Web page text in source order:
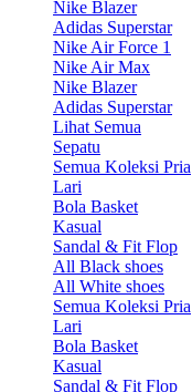
Nike Blazer
Adidas Superstar
Nike Air Force 1
Nike Air Max
Nike Blazer
Adidas Superstar
Lihat Semua
Sepatu
Semua Koleksi Pria
Lari
Bola Basket
Kasual
Sandal & Fit Flop
All Black shoes
All White shoes
Semua Koleksi Pria
Lari
Bola Basket
Kasual
Sandal & Fit Flop